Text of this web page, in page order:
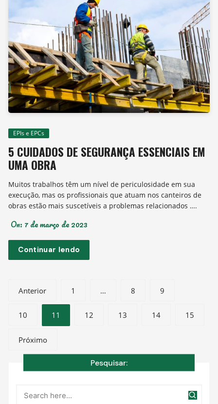
EPIs e EPCs
5 CUIDADOS DE SEGURANÇA ESSENCIAIS EM
UMA OBRA
Muitos trabalhos têm um nível de periculosidade em sua
execução, mas os profissionais que atuam nos canteiros de
obras estão mais suscetíveis a problemas relacionados ….
On: 7 de março de 2023
Continuar lendo
Navegação
por
posts
Anterior 1 … 8 9
10 11 12 13 14 15
Próximo
Pesquisar: